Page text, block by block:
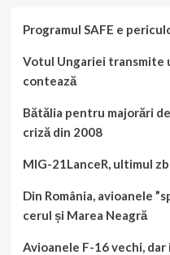
Programul SAFE e
Votul Ungariei transmite
contează
Bătălia pentru majorări
criză din 2008
MIG-21LanceR, ultimul
Din România, avioanele
cerul și Marea Neagră
Avioanele F-16 vechi,